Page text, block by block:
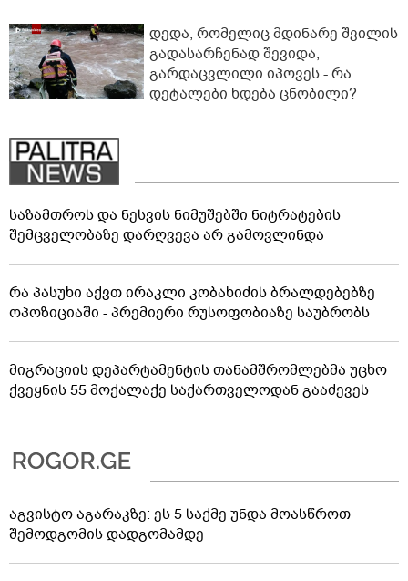
დედა, რომელიც მდინარე შვილის
გადასარჩენად შევიდა,
გარდაცვლილი იპოვეს - რა
დეტალები ხდება ცნობილი?
საზამთროს და ნესვის ნიმუშებში ნიტრატების
შემცველობაზე დარღვევა არ გამოვლინდა
რა პასუხი აქვთ ირაკლი კობახიძის ბრალდებებზე
ოპოზიციაში - პრემიერი რუსოფობიაზე საუბრობს
მიგრაციის დეპარტამენტის თანამშრომლებმა უცხო
ქვეყნის 55 მოქალაქე საქართველოდან გააძევეს
აგვისტო აგარაკზე: ეს 5 საქმე უნდა მოასწროთ
შემოდგომის დადგომამდე